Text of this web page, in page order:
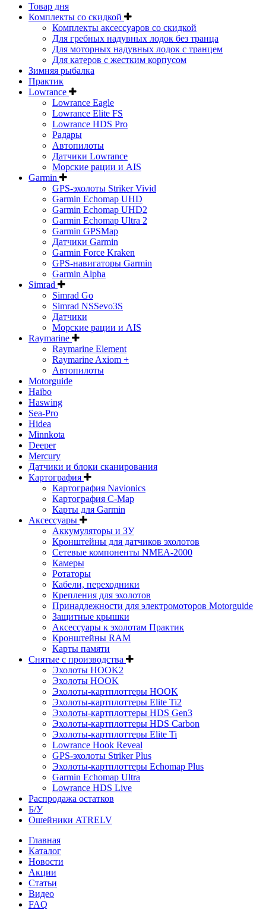
Товар дня
Комплекты со скидкой
Комплекты аксессуаров со скидкой
Для гребных надувных лодок без транца
Для моторных надувных лодок с транцем
Для катеров с жестким корпусом
Зимняя рыбалка
Практик
Lowrance
Lowrance Eagle
Lowrance Elite FS
Lowrance HDS Pro
Радары
Автопилоты
Датчики Lowrance
Морские рации и AIS
Garmin
GPS-эхолоты Striker Vivid
Garmin Echomap UHD
Garmin Echomap UHD2
Garmin Echomap Ultra 2
Garmin GPSMap
Датчики Garmin
Garmin Force Kraken
GPS-навигаторы Garmin
Garmin Alpha
Simrad
Simrad Go
Simrad NSSevo3S
Датчики
Морские рации и AIS
Raymarine
Raymarine Element
Raymarine Axiom +
Автопилоты
Motorguide
Haibo
Haswing
Sea-Pro
Hidea
Minnkota
Deeper
Mercury
Датчики и блоки сканирования
Картография
Картография Navionics
Картография C-Map
Карты для Garmin
Аксессуары
Аккумуляторы и ЗУ
Кронштейны для датчиков эхолотов
Сетевые компоненты NMEA-2000
Камеры
Ротаторы
Кабели, переходники
Крепления для эхолотов
Принадлежности для электромоторов Motorguide
Защитные крышки
Аксессуары к эхолотам Практик
Кронштейны RAM
Карты памяти
Снятые с производства
Эхолоты HOOK2
Эхолоты HOOK
Эхолоты-картплоттеры HOOK
Эхолоты-картплоттеры Elite Ti2
Эхолоты-картплоттеры HDS Gen3
Эхолоты-картплоттеры HDS Carbon
Эхолоты-картплоттеры Elite Ti
Lowrance Hook Reveal
GPS-эхолоты Striker Plus
Эхолоты-картплоттеры Echomap Plus
Garmin Echomap Ultra
Lowrance HDS Live
Распродажа остатков
Б/У
Ошейники ATRELV
Главная
Каталог
Новости
Акции
Статьи
Видео
FAQ